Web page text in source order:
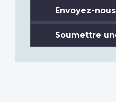
Envoyez-
Soumettre